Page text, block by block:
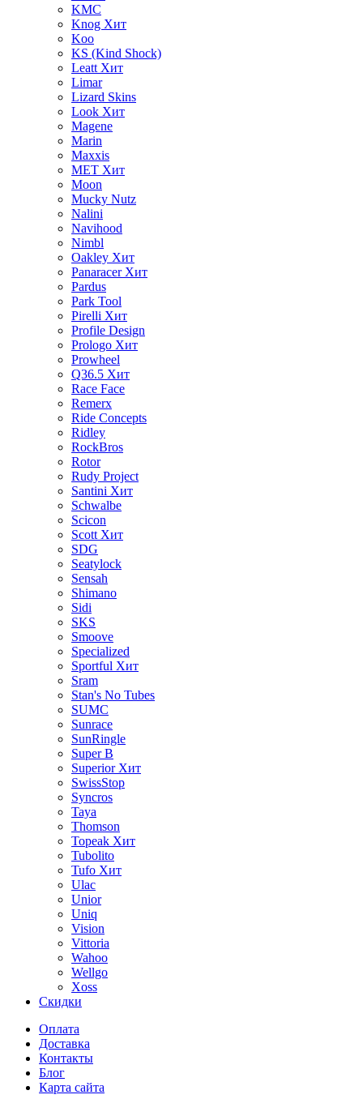
KMC
Knog Хит
Koo
KS (Kind Shock)
Leatt Хит
Limar
Lizard Skins
Look Хит
Magene
Marin
Maxxis
MET Хит
Moon
Mucky Nutz
Nalini
Navihood
Nimbl
Oakley Хит
Panaracer Хит
Pardus
Park Tool
Pirelli Хит
Profile Design
Prologo Хит
Prowheel
Q36.5 Хит
Race Face
Remerx
Ride Concepts
Ridley
RockBros
Rotor
Rudy Project
Santini Хит
Schwalbe
Scicon
Scott Хит
SDG
Seatylock
Sensah
Shimano
Sidi
SKS
Smoove
Specialized
Sportful Хит
Sram
Stan's No Tubes
SUMC
Sunrace
SunRingle
Super B
Superior Хит
SwissStop
Syncros
Taya
Thomson
Topeak Хит
Tubolito
Tufo Хит
Ulac
Unior
Uniq
Vision
Vittoria
Wahoo
Wellgo
Xoss
Скидки
Оплата
Доставка
Контакты
Блог
Карта сайта